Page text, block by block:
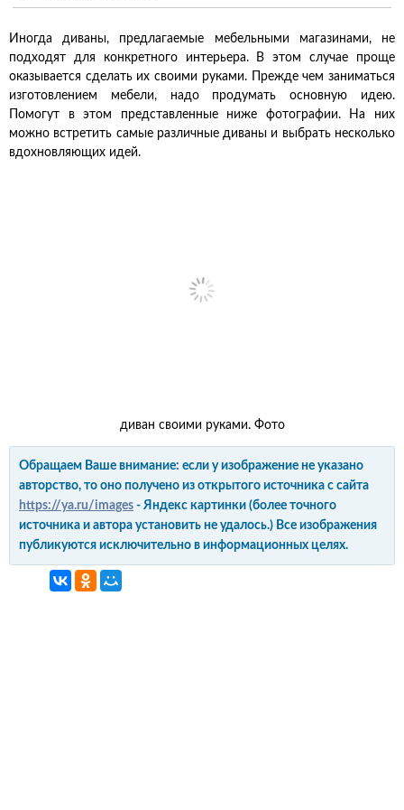
Иногда диваны, предлагаемые мебельными магазинами, не
подходят для конкретного интерьера. В этом случае проще
оказывается сделать их своими руками. Прежде чем заниматься
изготовлением мебели, надо продумать основную идею.
Помогут в этом представленные ниже фотографии. На них
можно встретить самые различные диваны и выбрать несколько
вдохновляющих идей.
диван своими руками. Фото
Обращаем Ваше внимание: если у изображение не указано
авторство, то оно получено из открытого источника с сайта
https://ya.ru/images - Яндекс картинки (более точного
источника и автора установить не удалось.) Все изображения
публикуются исключительно в информационных целях.